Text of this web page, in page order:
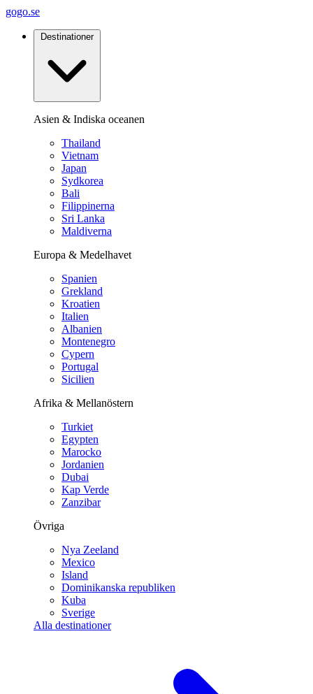
gogo.se
Destinationer
Asien & Indiska oceanen
Thailand
Vietnam
Japan
Sydkorea
Bali
Filippinerna
Sri Lanka
Maldiverna
Europa & Medelhavet
Spanien
Grekland
Kroatien
Italien
Albanien
Montenegro
Cypern
Portugal
Sicilien
Afrika & Mellanöstern
Turkiet
Egypten
Marocko
Jordanien
Dubai
Kap Verde
Zanzibar
Övriga
Nya Zeeland
Mexico
Island
Dominikanska republiken
Kuba
Sverige
Alla destinationer